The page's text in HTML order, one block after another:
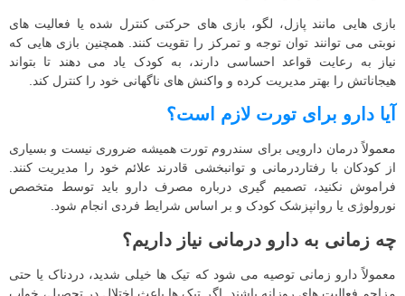
بازی‌ هایی مانند پازل، لگو، بازی‌ های حرکتی کنترل‌ شده یا فعالیت‌ های
نوبتی می توانند توان توجه و تمرکز را تقویت کنند. همچنین بازی‌ هایی که
نیاز به رعایت قواعد احساسی دارند، به کودک یاد می‌ دهند تا بتواند
هیجاناتش را بهتر مدیریت کرده و واکنش‌ های ناگهانی خود را کنترل کند.
آیا دارو برای تورت لازم است؟
معمولاً درمان دارویی برای سندروم تورت همیشه ضروری نیست و بسیاری
از کودکان با رفتاردرمانی و توانبخشی قادرند علائم خود را مدیریت کنند.
فراموش نکنید، تصمیم‌ گیری درباره مصرف دارو باید توسط متخصص
نورولوژی یا روانپزشک کودک و بر اساس شرایط فردی انجام شود.
چه زمانی به دارو درمانی نیاز داریم؟
معمولاً دارو زمانی توصیه می‌ شود که تیک‌ ها خیلی شدید، دردناک یا حتی
مزاحم فعالیت‌ های روزانه باشند. اگر تیک ها باعث اختلال در تحصیل، خواب